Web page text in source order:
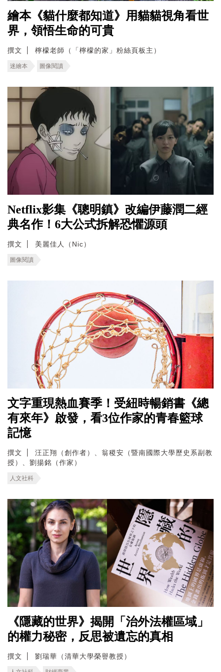
繪本《貓什麼都知道》用貓貓視角看世
界，領悟生命的可貴
撰文 檸檬老師（「檸檬的家」粉絲頁板主）
迷繪本 圖像閱讀
Netflix影集《聰明鎮》改編伊藤潤二經
典名作！6大公式拆解恐懼源頭
撰文 美麗佳人（Nic）
圖像閱讀
文字重現熱血賽季！受紐時暢銷書《總
有來年》啟發，看3位作家的青春籃球
記憶
撰文
汪正翔（創作者）、翁稷安（暨南國際大學歷史系副教
授）、劉揚銘（作家）
人文社科
《隱藏的世界》揭開「治外法權區域」
的權力秘密，反思被遺忘的真相
撰文 劉瑞華（清華大學榮譽教授）